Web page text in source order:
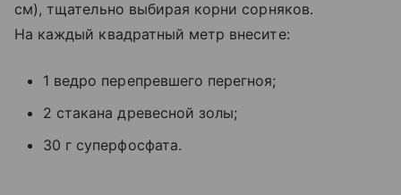
см), тщательно выбирая корни сорняков.
На каждый квадратный метр внесите:
1 ведро перепревшего перегноя;
2 стакана древесной золы;
30 г суперфосфата.